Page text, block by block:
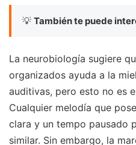
💡 También te puede
La neurobiología sugiere
organizados ayuda a la
auditivas, pero esto no es
Cualquier melodía que
clara y un tempo pausado
similar. Sin embargo, la